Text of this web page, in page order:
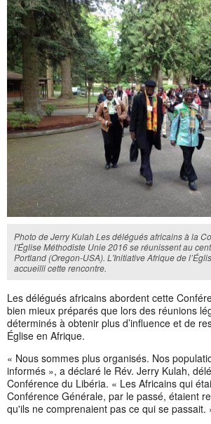
Photo de Jerry Kulah Les délégués africains à la
l'Église Méthodiste Unie 2016 se réunissent au
Portland (Oregon-USA). L'Initiative Afrique de
accueilli cette rencontre.
Les délégués africains abordent cette
bien mieux préparés que lors des réunions
déterminés à obtenir plus d’influence et de
Église en Afrique.
« Nous sommes plus organisés. Nos
informés », a déclaré le Rév. Jerry Kulah,
Conférence du Libéria. « Les Africains qui
Conférence Générale, par le passé, étaient
qu'ils ne comprenaient pas ce qui se passait.